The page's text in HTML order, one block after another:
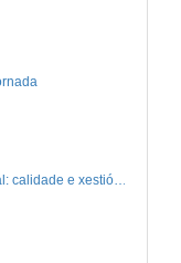
Traducción editorial: calidade e xestión de proxectos